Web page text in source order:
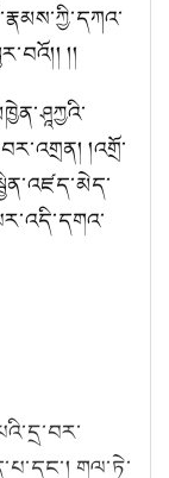
།།
།འགྲོ་
གལ་ཏེ་